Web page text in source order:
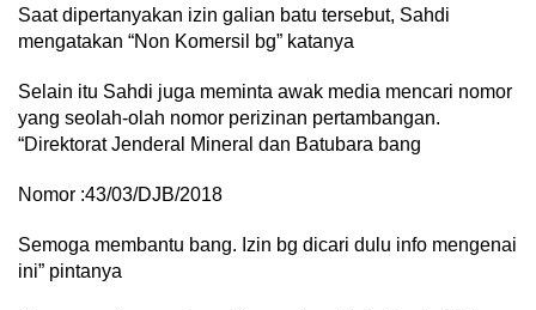
Saat dipertanyakan izin galian batu tersebut, Sahdi
mengatakan “Non Komersil bg” katanya
Selain itu Sahdi juga meminta awak media mencari nomor
yang seolah-olah nomor perizinan pertambangan.
“Direktorat Jenderal Mineral dan Batubara bang
Nomor :43/03/DJB/2018
Semoga membantu bang. Izin bg dicari dulu info mengenai
ini” pintanya